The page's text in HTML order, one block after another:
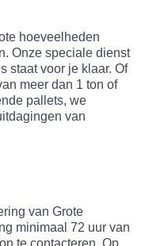
hoeveelheden
Onze speciale dienst
staat voor je klaar. Of
meer dan 1 ton of
pallets, we
van
van Grote
minimaal 72 uur van